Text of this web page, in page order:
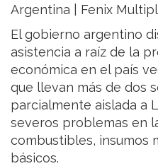
Argentina | Fenix
El gobierno argentino
asistencia a raíz de la
económica en el país
que llevan más de dos
parcialmente aislada a
severos problemas en
combustibles, insumos
básicos.